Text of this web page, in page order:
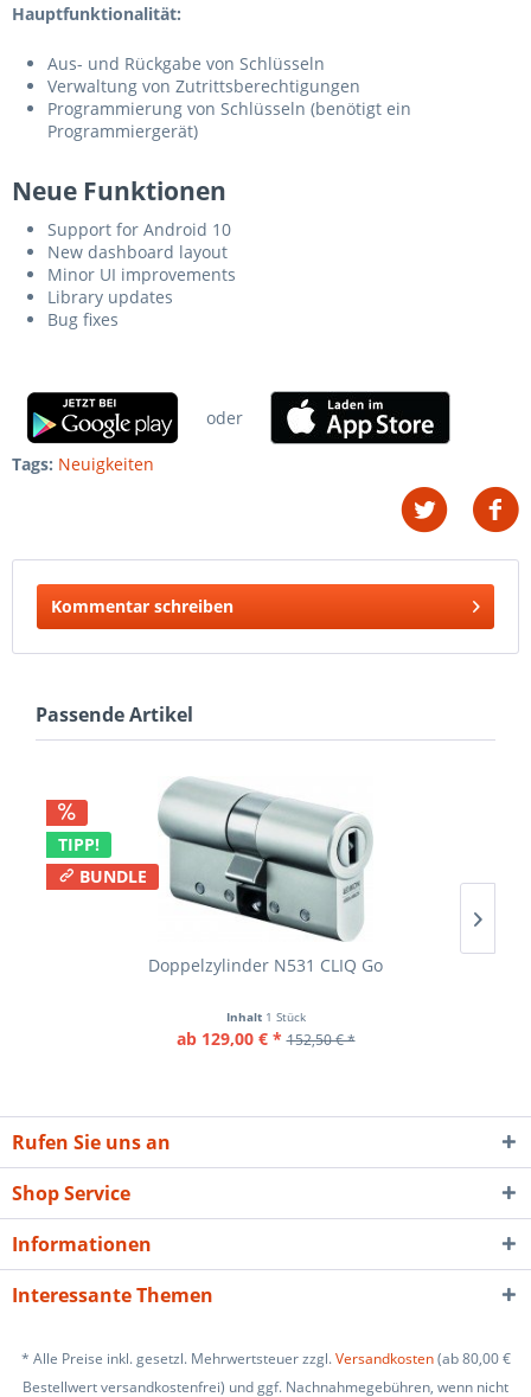
Hauptfunktionalität:
Aus- und Rückgabe von Schlüsseln
Verwaltung von Zutrittsberechtigungen
Programmierung von Schlüsseln (benötigt ein
Programmiergerät)
Neue Funktionen
Support for Android 10
New dashboard layout
Minor UI improvements
Library updates
Bug fixes
oder
Tags: Neuigkeiten
Kommentar schreiben
Passende Artikel
TIPP!
BUNDLE
Doppelzylinder N531 CLIQ Go
Inhalt 1 Stück
ab 129,00 € * 152,50 € *
Rufen Sie uns an
Shop Service
Informationen
Interessante Themen
* Alle Preise inkl. gesetzl. Mehrwertsteuer zzgl.Versandkosten(ab 80,00 €
Bestellwert versandkostenfrei) und ggf. Nachnahmegebühren, wenn nicht